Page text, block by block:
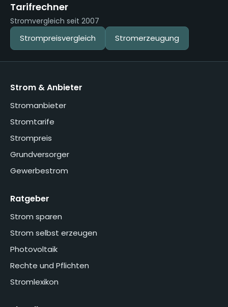
Tarifrechner
Stromvergleich seit 2007
Strompreisvergleich Stromerzeugung
Strom & Anbieter
Stromanbieter
Stromtarife
Strompreis
Grundversorger
Gewerbestrom
Ratgeber
Strom sparen
Strom selbst erzeugen
Photovoltaik
Rechte und Pflichten
Stromlexikon